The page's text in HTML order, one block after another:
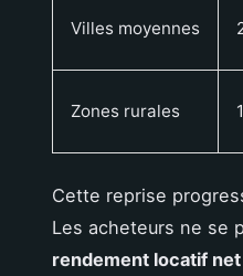
Villes moyennes
Zones rurales
Cette reprise
Les acheteurs ne se
rendement locatif net